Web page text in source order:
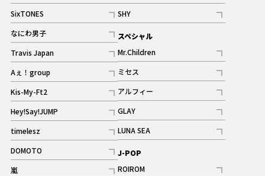
記事
ギャラリー
SixTONES
記事
ギャラリー
なにわ男子
記事
Travis Japan
記事
Aぇ！group
記事
Kis-My-Ft2
記事
ギャラリー
Hey!Say!JUMP
記事
timelesz
記事
DOMOTO
記事
嵐
記事
SHY
記事
スペシャル
Mr.Children
記事
ミセス
記事
アルフィー
記事
GLAY
記事
LUNA SEA
記事
J-POP
ROIROM